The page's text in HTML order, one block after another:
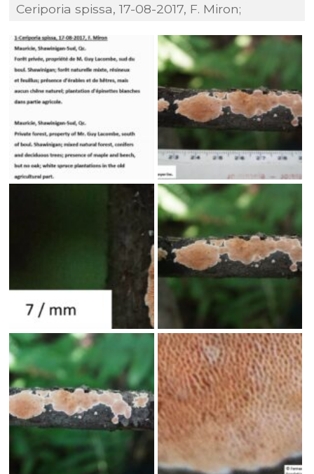
Ceriporia spissa, 17-08-2017, F. Miron;